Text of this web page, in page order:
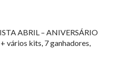
ABRIL – ANIVERSÁRIO
vários kits, 7 ganhadores,